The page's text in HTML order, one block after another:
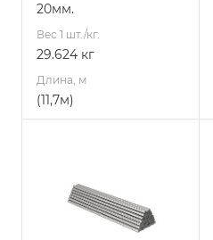
20мм.
Вес 1 шт./кг.
29.624 кг
Длина, м
(11,7м)